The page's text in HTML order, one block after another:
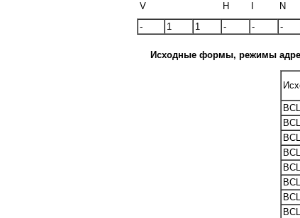
V
H N
-
1 1 - - -
Исходные формы, режимы